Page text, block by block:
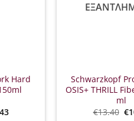
Hard
Η
Schwarzkopf
OSIS+ THRILL
ml
€13.40 €